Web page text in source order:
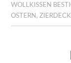
WOLLKISSEN
OSTERN ,